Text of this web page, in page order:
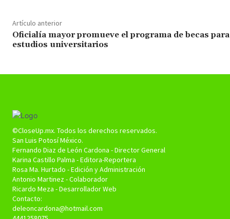
Artículo anterior
Oficialía mayor promueve el programa de becas para
estudios universitarios
©CloseUp.mx. Todos los derechos reservados.
San Luis Potosí México.
Fernando Diaz de León Cardona - Director General
Karina Castillo Palma - Editora-Reportera
Rosa Ma. Hurtado - Edición y Administración
Antonio Martinez - Colaborador
Ricardo Meza - Desarrollador Web
Contacto:
deleoncardona@hotmail.com